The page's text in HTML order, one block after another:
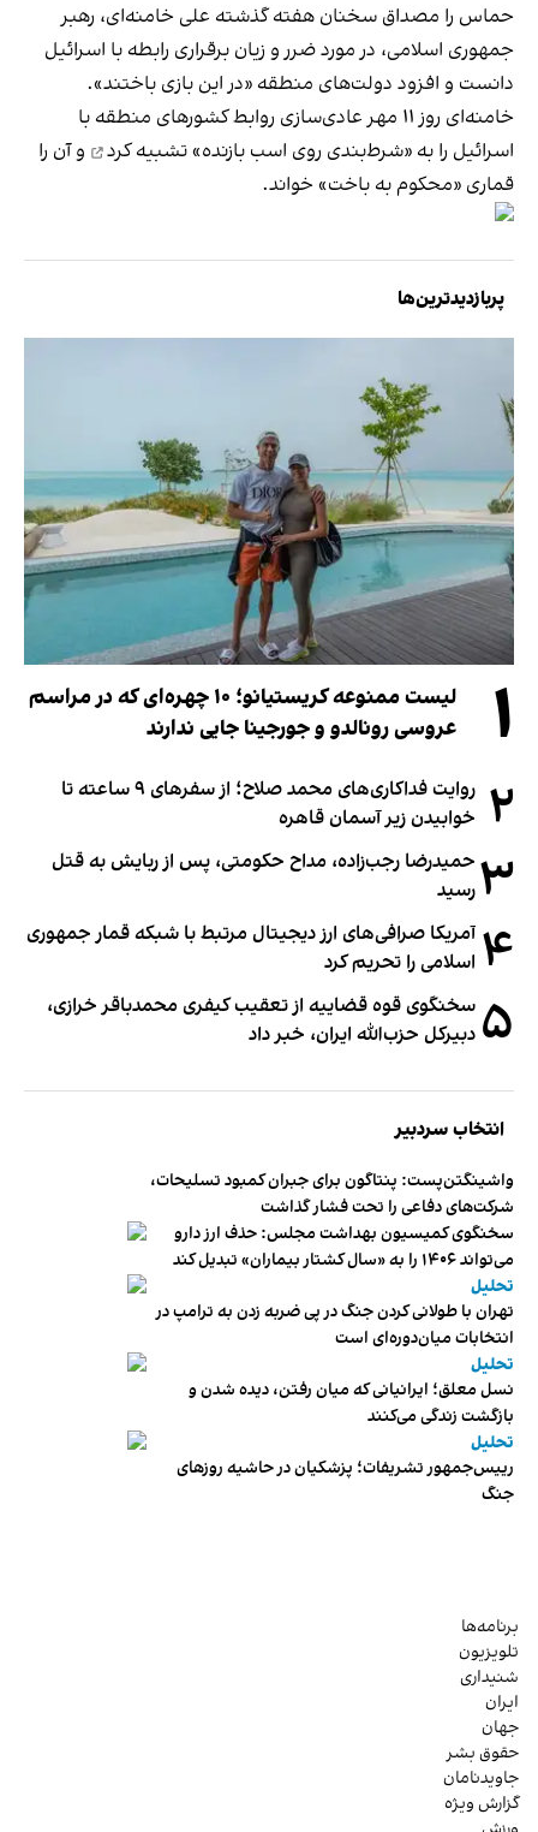
حماس را مصداق سخنان هفته گذشته علی خامنه‌ای، رهبر
جمهوری اسلامی، در مورد ضرر و زیان برقراری رابطه با اسرائیل
دانست و افزود دولت‌های منطقه «در این بازی باختند».
خامنه‌ای روز ۱۱ مهر عادی‌سازی روابط کشورهای منطقه با
اسرائیل را به «شرط‌بندی روی اسب بازنده»تشبیه کرد
و آن را
قماری «محکوم به باخت» خواند.
پربازدیدترین‌ها
۱
لیست ممنوعه کریستیانو؛ ۱۰ چهره‌ای که در مراسم
عروسی رونالدو و جورجینا جایی ندارند
۲
روایت فداکاری‌های محمد صلاح؛ از سفرهای ۹ ساعته تا
خوابیدن زیر آسمان قاهره
۳ حمیدرضا رجب‌زاده، مداح حکومتی، پس از ربایش به قتل
رسید
۴ آمریکا صرافی‌های ارز دیجیتال مرتبط با شبکه قمار جمهوری
اسلامی را تحریم کرد
۵ سخنگوی قوه قضاییه از تعقیب کیفری محمدباقر خرازی،
دبیر‌کل حزب‌الله ایران، خبر داد
انتخاب سردبیر
واشینگتن‌پست: پنتاگون برای جبران کمبود تسلیحات،
شرکت‌های دفاعی را تحت فشار گذاشت
سخنگوی کمیسیون بهداشت مجلس: حذف ارز دارو
می‌تواند ۱۴۰۶ را به «سال کشتار بیماران» تبدیل کند
تحلیل
تهران با طولانی کردن جنگ در پی ضربه زدن به ترامپ در
انتخابات میان‌دوره‌ای است
تحلیل
نسل معلق؛ ایرانیانی که میان رفتن، دیده شدن و
بازگشت زندگی می‌کنند
تحلیل
رییس‌جمهور تشریفات؛ پزشکیان در حاشیه روزهای
جنگ
برنامه‌ها
تلویزیون
شنیداری
ایران
جهان
حقوق بشر
جاویدنامان
گزارش ویژه